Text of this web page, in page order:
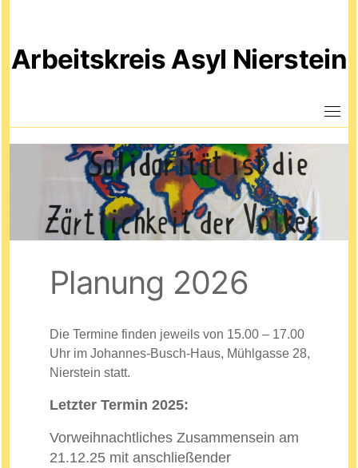
Arbeitskreis Asyl Nierstein
Planung 2026
Die Termine finden jeweils von 15.00 – 17.00
Uhr im Johannes-Busch-Haus, Mühlgasse 28,
Nierstein statt.
Letzter Termin 2025:
Vorweihnachtliches Zusammensein am
21.12.25 mit anschließender